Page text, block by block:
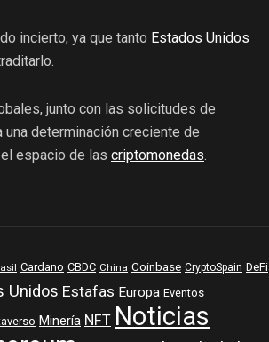
incierto, ya que tanto Estados Unidos
junto con las solicitudes de
determinación creciente de
espacio de las criptomonedas.
Cardano CBDC China Coinbase CryptoSpain DeFi
UnidosEstafasEuropa Eventos
MineríaNFTNoticias